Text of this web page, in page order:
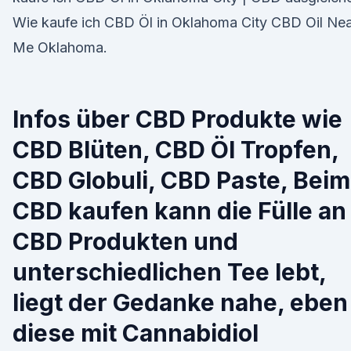
Wie kaufe ich CBD Öl in Oklahoma City CBD Oil
Me Oklahoma.
Infos über CBD Produkte wie
CBD Blüten, CBD Öl Tropfen,
CBD Globuli, CBD Paste, Beim
CBD kaufen kann die Fülle an
CBD Produkten und
unterschiedlichen Tee lebt,
liegt der Gedanke nahe, eben
diese mit Cannabidiol